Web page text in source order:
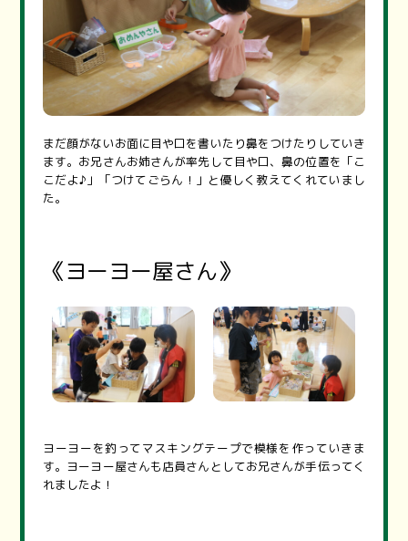
まだ顔がないお面に目や口を書いたり鼻をつけたりしていき
ます。お兄さんお姉さんが率先して目や口、鼻の位置を「こ
こだよ♪」「つけてごらん！」と優しく教えてくれていまし
た。
《ヨーヨー屋さん》
ヨーヨーを釣ってマスキングテープで模様を作っていきま
す。ヨーヨー屋さんも店員さんとしてお兄さんが手伝ってく
れましたよ！